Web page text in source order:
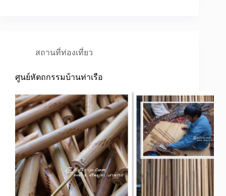
สถานที่ท่องเที่ยว
ศูนย์หัตถกรรมบ้านท่าเรือ